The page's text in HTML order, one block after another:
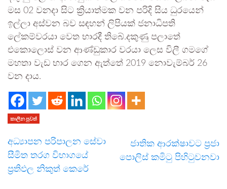
මස 02 වනදා සිට ක්‍රියාත්මක වන පරිදි සිය ධුරයෙන්
ඉල්ලා අස්වන බව සඳහන් ලිපියක් ජනාධිපති
ලේකම්වරයා වෙත භාරදී තිබේ.දකුණු පලාතේ
එකොලොස් වන ආණ්ඩුකාර වරයා ලෙස විලී ගමගේ
මහතා වැඩ භාර ගෙන ඇත්තේ 2019 නොවැම්බර් 26
වන දාය.
කාලීන පුවත්
අධ්‍යාපන පරිපාලන සේවා
සීමිත තරග විභාගයේ
ප්‍රතිඵල නිකුත් කෙරේ
ජාතික ආරක්ෂාවට ප්‍රජා
පොලිස් කමිටු පිහිටුවනවා